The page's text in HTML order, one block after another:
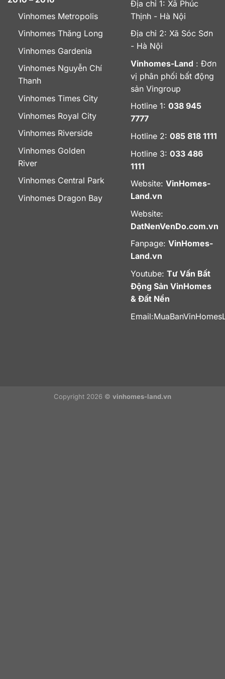
Vinhomes Metropolis
Vinhomes Thăng Long
Vinhomes Gardenia
Vinhomes Nguyễn Chí
Thanh
Vinhomes Times City
Vinhomes Royal City
Vinhomes Riverside
Vinhomes Golden
River
Vinhomes Central Park
Vinhomes Dragon Bay
Địa chỉ 1: Xã Phúc
Thịnh - Hà Nội
Địa chỉ 2: Xã Sóc Sơn
- Hà Nội
Vinhomes-Land : Đơn
vị phân phối bất động
sản Vingroup
Hotline 1: 038 945
7777
Hotline 2: 085 818 1111
Hotline 3: 033 486
1111
Website: VinHomes-
Land.vn
Website:
DatNenVenDo.com.vn
Fanpage: VinHomes-
Land.vn
Youtube: Tư Vấn Bất
Động Sản VinHomes
& Đất Nền
Email:
Copyright 2026 © vinhomes-land.vn